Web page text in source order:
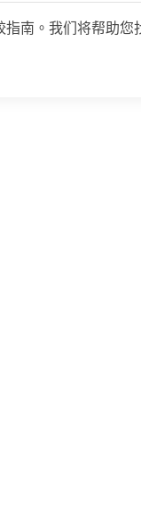
南。我们将帮助